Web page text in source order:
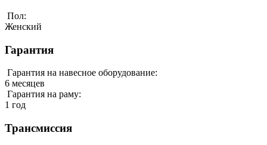
Пол:
Женский
Гарантия
Гарантия на навесное оборудование:
6 месяцев
Гарантия на раму:
1 год
Трансмиссия